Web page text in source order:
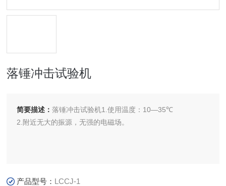
落锤冲击试验机
简要描述：落锤冲击试验机1.使用温度：10—35℃
2.附近无大的振源，无强的电磁场。
产品型号： LCCJ-1